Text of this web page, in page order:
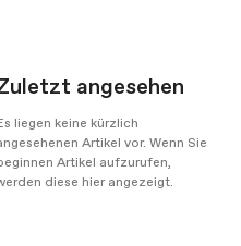
angesehen
liegen keine kürzlich
Artikel vor. Wenn Sie
Artikel aufzurufen,
diese hier angezeigt.